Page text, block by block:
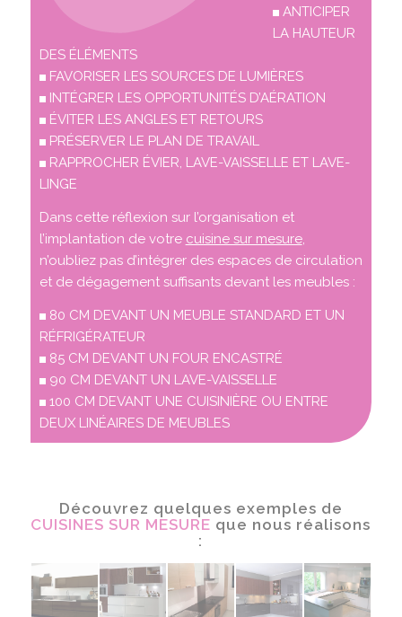
ANTICIPER
LA HAUTEUR
DES ÉLÉMENTS
FAVORISER LES SOURCES DE LUMIÈRES
INTÉGRER LES OPPORTUNITÉS D’AÉRATION
ÉVITER LES ANGLES ET RETOURS
PRÉSERVER LE PLAN DE TRAVAIL
RAPPROCHER ÉVIER, LAVE-VAISSELLE ET LAVE-
LINGE
Dans cette réflexion sur l’organisation et
l’implantation de votre cuisine sur mesure,
n’oubliez pas d’intégrer des espaces de circulation
et de dégagement suffisants devant les meubles :
80 CM DEVANT UN MEUBLE STANDARD ET UN
RÉFRIGÉRATEUR
85 CM DEVANT UN FOUR ENCASTRÉ
90 CM DEVANT UN LAVE-VAISSELLE
100 CM DEVANT UNE CUISINIÈRE OU ENTRE
DEUX LINÉAIRES DE MEUBLES
Découvrez quelques exemples de
CUISINES SUR MESURE que nous réalisons
: